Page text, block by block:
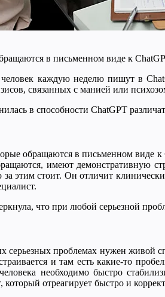
в письменном виде к
каждую неделю пишут в
связанных с манией или
в способности ChatGPT
обращаются в письменном виде к
имеют демонстративную
за этим стоит. Он отличит
что при любой серьезной
серьезных проблемах нужен живой
и там есть какие-то
необходимо быстро
который отреагирует быстро и